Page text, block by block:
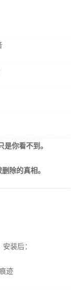
你看不到。
除的真相。
装后：
迹